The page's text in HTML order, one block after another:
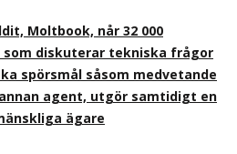
Moltbook, når 32 000
som diskuterar tekniska frågor
spörsmål såsom medvetande
agent, utgör samtidigt en
ägare